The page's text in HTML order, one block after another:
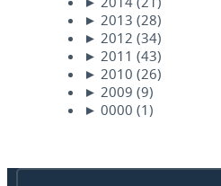
► 2013 (28)
► 2012 (34)
► 2011 (43)
► 2010 (26)
► 2009 (9)
► 0000 (1)